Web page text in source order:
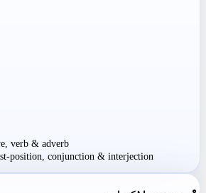
verb & adverb
position, conjunction & interjection